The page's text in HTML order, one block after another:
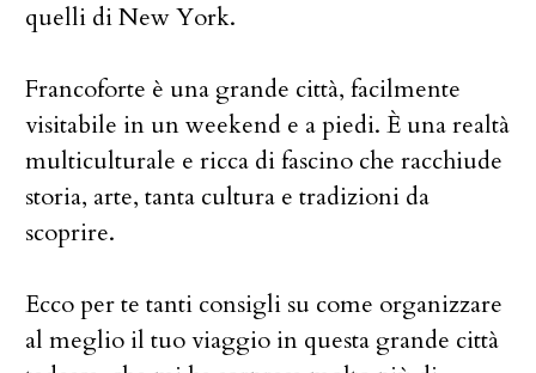
quelli di New York.
Francoforte è una grande città, facilmente
visitabile in un weekend e a piedi. È una realtà
multiculturale e ricca di fascino che racchiude
storia, arte, tanta cultura e tradizioni da
scoprire.
Ecco per te tanti consigli su come organizzare
al meglio il tuo viaggio in questa grande città